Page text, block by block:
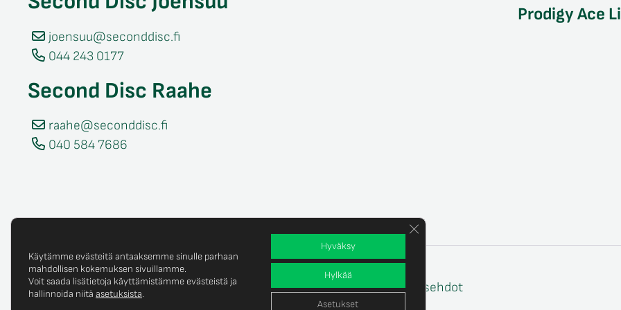
joensuu@seconddisc.fi
044 243 0177
Second Disc Raahe
raahe@seconddisc.fi
040 584 7686
Prodigy Ace
© Copyright 2025 Second Disc Oy Tietosuojaseloste Tilaus- ja toimitusehdot
Käytämme evästeitä antaaksemme sinulle parhaan
mahdollisen kokemuksen sivuillamme.
Voit saada lisätietoja käyttämistämme evästeistä ja
hallinnoida niitä asetuksista.
Hyväksy
Hylkää
Asetukset
Sulje evästebanneri